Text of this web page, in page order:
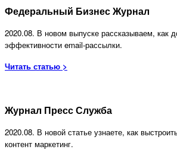
Федеральный Бизнес Журнал
2020.08. В новом выпуске рассказываем, как
эффективности email-рассылки.
Читать статью >
Журнал Пресс Служба
2020.08. В новой статье узнаете, как
контент маркетинг.